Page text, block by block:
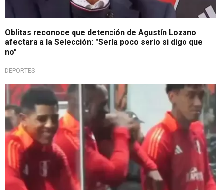
Oblitas reconoce que detención de Agustín Lozano
afectara a la Selección: "Sería poco serio si digo que
no"
DEPORTES
Hay amor